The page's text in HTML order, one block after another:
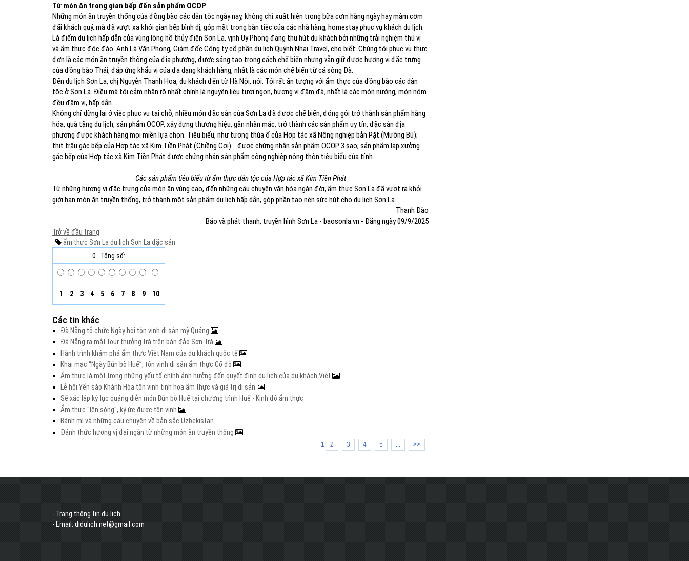
Từ món ăn trong gian bếp đến sản phẩm OCOP
Những món ăn truyền thống của đồng bào các dân tộc ngày nay, không chỉ xuất hiện trong bữa cơm hàng ngày hay mâm cơm
đãi khách quý, mà đã vượt xa khỏi gian bếp bình dị, góp mặt trong bàn tiệc của các nhà hàng, homestay phục vụ khách du lịch.
Là điểm du lịch hấp dẫn của vùng lòng hồ thủy điện Sơn La, vịnh Uy Phong đang thu hút du khách bởi những trải nghiệm thú vị
và ẩm thực độc đáo. Anh Là Văn Phong, Giám đốc Công ty cổ phần du lịch Quỳnh Nhai Travel, cho biết: Chúng tôi phục vụ thực
đơn là các món ăn truyền thống của địa phương, được sáng tạo trong cách chế biến nhưng vẫn giữ được hương vị đặc trưng
của đồng bào Thái, đáp ứng khẩu vị của đa dạng khách hàng, nhất là các món chế biến từ cá sông Đà.
Đến du lịch Sơn La, chị Nguyễn Thanh Hoa, du khách đến từ Hà Nội, nói: Tôi rất ấn tượng với ẩm thực của đồng bào các dân
tộc ở Sơn La. Điều mà tôi cảm nhận rõ nhất chính là nguyên liệu tươi ngon, hương vị đậm đà, nhất là các món nướng, món nộm
đều đậm vị, hấp dẫn.
Không chỉ dừng lại ở việc phục vụ tại chỗ, nhiều món đặc sản của Sơn La đã được chế biến, đóng gói trở thành sản phẩm hàng
hóa, quà tặng du lịch, sản phẩm OCOP, xây dựng thương hiệu, gắn nhãn mác, trở thành các sản phẩm uy tín, đặc sản địa
phương được khách hàng mọi miền lựa chọn. Tiêu biểu, như tương thúa ố của Hợp tác xã Nông nghiệp bản Pặt (Mường Bú);
thịt trâu gác bếp của Hợp tác xã Kim Tiền Phát (Chiềng Cơi)... được chứng nhận sản phẩm OCOP 3 sao; sản phẩm lạp xưởng
gác bếp của Hợp tác xã Kim Tiền Phát được chứng nhận sản phẩm công nghiệp nông thôn tiêu biểu của tỉnh...
Các sản phẩm tiêu biểu từ ẩm thực dân tộc của Hợp tác xã Kim Tiền Phát
Từ những hương vị đặc trưng của món ăn vùng cao, đến những câu chuyện văn hóa ngàn đời, ẩm thực Sơn La đã vượt ra khỏi
giới hạn món ăn truyền thống, trở thành một sản phẩm du lịch hấp dẫn, góp phần tạo nên sức hút cho du lịch Sơn La.
Thanh Đào
Báo và phát thanh, truyền hình Sơn La - baosonla.vn - Đăng ngày 09/9/2025
Trở về đầu trang
ẩm thực Sơn La du lịch Sơn La đặc sản
0
Tổng số:
1 2 3 4 5 6 7 8 9 10
Các tin khác
Đà Nẵng tổ chức Ngày hội tôn vinh di sản mỳ Quảng
Đà Nẵng ra mắt tour thưởng trà trên bán đảo Sơn Trà
Hành trình khám phá ẩm thực Việt Nam của du khách quốc tế
Khai mạc “Ngày Bún bò Huế”, tôn vinh di sản ẩm thực Cố đô
Ẩm thực là một trong những yếu tố chính ảnh hưởng đến quyết định du lịch của du khách Việt
Lễ hội Yến sào Khánh Hòa tôn vinh tinh hoa ẩm thực và giá trị di sản
Sẽ xác lập kỷ lục quảng diễn món Bún bò Huế tại chương trình Huế - Kinh đô ẩm thực
Ẩm thực "lên sóng", ký ức được tôn vinh
Bánh mì và những câu chuyện về bản sắc Uzbekistan
Đánh thức hương vị đại ngàn từ những món ăn truyền thống
1 2 3 4 5 ... >>
- Trang thông tin du lịch
- Email: didulich.net@gmail.com